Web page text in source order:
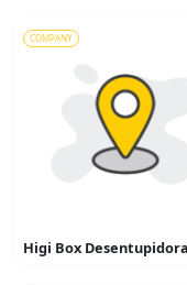
COMPANY